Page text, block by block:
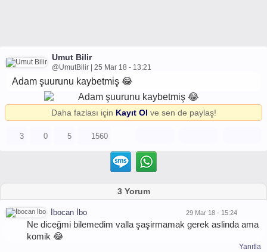
Umut Bilir
@UmutBilir | 25 Mar 18 - 13:21
Adam şuurunu kaybetmiş 😂
Daha fazlası için Kayıt Ol ve sen de paylaş!
3 0 5 1560
3 Yorum
İbocan İbo 29 Mar 18 - 15:24
Ne diceğmi bilemedim valla şaşirmamak gerek aslinda ama
komik 😂
Yanıtla